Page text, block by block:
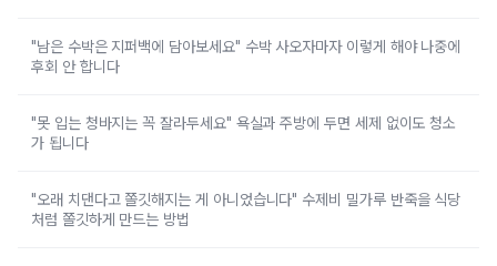
"남은 수박은 지퍼백에 담아보세요" 수박 사오자마자 이렇게 해야 나중에
후회 안 합니다
"못 입는 청바지는 꼭 잘라두세요" 욕실과 주방에 두면 세제 없이도 청소
가 됩니다
"오래 치댄다고 쫄깃해지는 게 아니었습니다" 수제비 밀가루 반죽을 식당
처럼 쫄깃하게 만드는 방법